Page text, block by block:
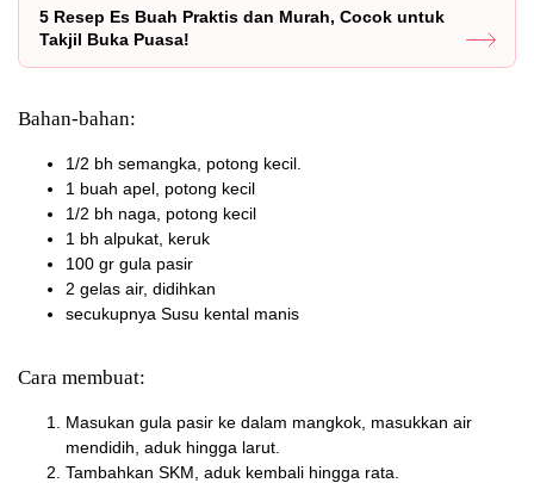
5 Resep Es Buah Praktis dan Murah, Cocok untuk
Takjil Buka Puasa!
Bahan-bahan:
1/2 bh semangka, potong kecil.
1 buah apel, potong kecil
1/2 bh naga, potong kecil
1 bh alpukat, keruk
100 gr gula pasir
2 gelas air, didihkan
secukupnya Susu kental manis
Cara membuat:
Masukan gula pasir ke dalam mangkok, masukkan air
mendidih, aduk hingga larut.
Tambahkan SKM, aduk kembali hingga rata.